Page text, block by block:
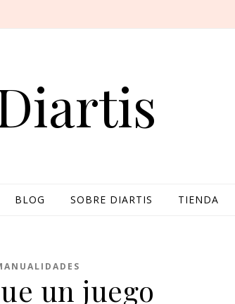
BLOG SOBRE DIARTIS TIENDA
un juego